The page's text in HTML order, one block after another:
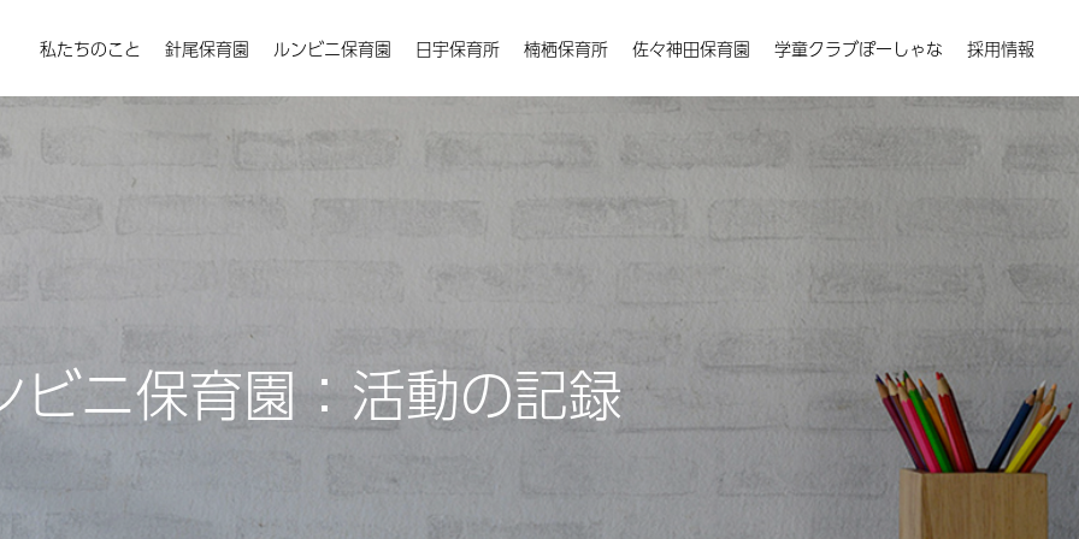
私たちのこと 針尾保育園 ルンビニ保育園 日宇保育所 楠栖保育所 佐々神田保育園 学童クラブぽーしゃな 採用情報
ビニ保育園：活動の記録